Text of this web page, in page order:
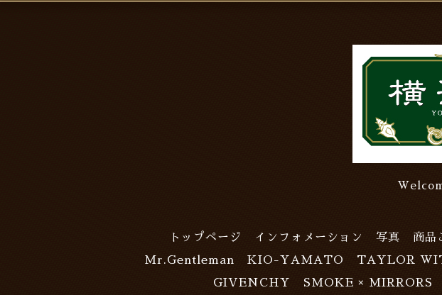
トップページ インフォメーション 写真 商品
Mr.Gentleman
KIO-YAMATO TAYLOR
GIVENCHY
SMOKE × MIRRORS